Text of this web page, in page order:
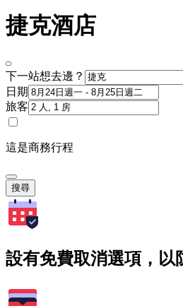
捷克酒店
下一站想去邊？
日期
旅客
這是商務行程
搜尋
設有免費取消選項，以